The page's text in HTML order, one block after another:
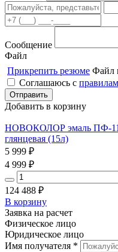
Сообщение
Файл
Прикрепить резюме Файл
Соглашаюсь с
Добавить в корзину
НОВОКОЛОР эмаль ПФ-115
глянцевая (15л)
5 999 ₽
4 999 ₽
124 488 ₽
В корзину
Заявка на расчет
Физическое лицо
Юридическое лицо
Имя получателя *